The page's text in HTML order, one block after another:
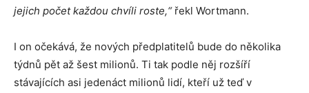
jejich počet každou chvíli roste,“řekl Wortmann.
I on očekává, že nových předplatitelů bude do několika
týdnů pět až šest milionů. Ti tak podle něj rozšíří
stávajících asi jedenáct milionů lidí, kteří už teď v